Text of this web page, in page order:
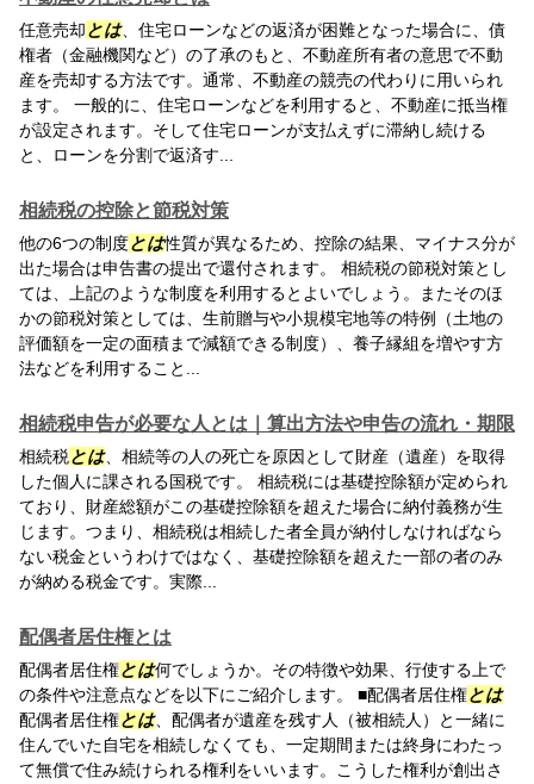
任意売却とは、住宅ローンなどの返済が困難となった場合に、債
権者（金融機関など）の了承のもと、不動産所有者の意思で不動
産を売却する方法です。通常、不動産の競売の代わりに用いられ
ます。 一般的に、住宅ローンなどを利用すると、不動産に抵当権
が設定されます。そして住宅ローンが支払えずに滞納し続ける
と、ローンを分割で返済す...
相続税の控除と節税対策
他の6つの制度とは性質が異なるため、控除の結果、マイナス分が
出た場合は申告書の提出で還付されます。 相続税の節税対策とし
ては、上記のような制度を利用するとよいでしょう。またそのほ
かの節税対策としては、生前贈与や小規模宅地等の特例（土地の
評価額を一定の面積まで減額できる制度）、養子縁組を増やす方
法などを利用すること...
相続税申告が必要な人とは｜算出方法や申告の流れ・期限
相続税とは、相続等の人の死亡を原因として財産（遺産）を取得
した個人に課される国税です。 相続税には基礎控除額が定められ
ており、財産総額がこの基礎控除額を超えた場合に納付義務が生
じます。つまり、相続税は相続した者全員が納付しなければなら
ない税金というわけではなく、基礎控除額を超えた一部の者のみ
が納める税金です。実際...
配偶者居住権とは
配偶者居住権とは何でしょうか。その特徴や効果、行使する上で
の条件や注意点などを以下にご紹介します。 ■配偶者居住権とは
配偶者居住権とは、配偶者が遺産を残す人（被相続人）と一緒に
住んでいた自宅を相続しなくても、一定期間または終身にわたっ
て無償で住み続けられる権利をいいます。こうした権利が創出さ